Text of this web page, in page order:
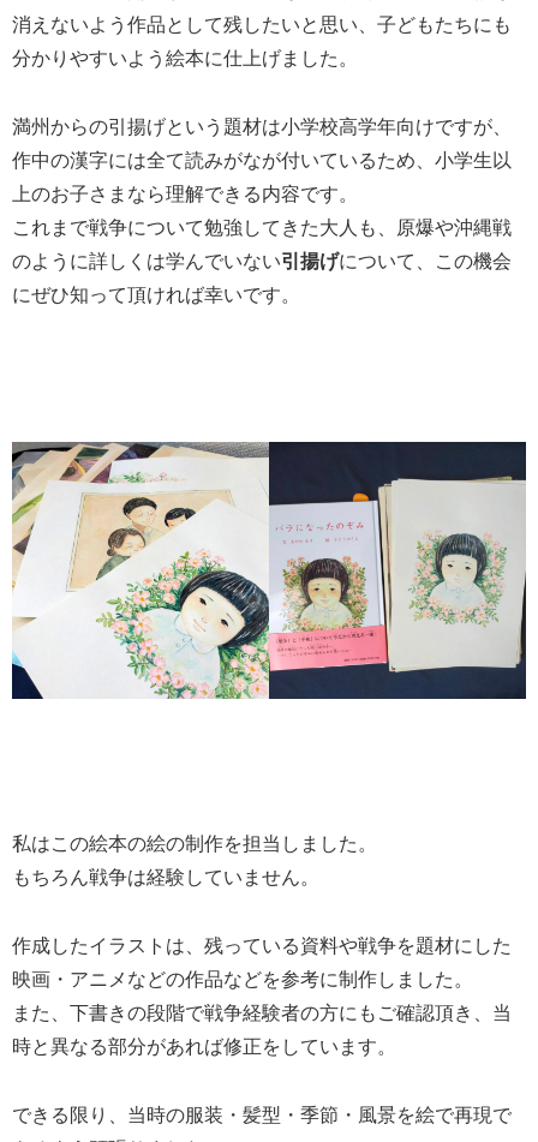
消えないよう作品として残したいと思い、子どもたちにも
分かりやすいよう絵本に仕上げました。
満州からの引揚げという題材は小学校高学年向けですが、
作中の漢字には全て読みがなが付いているため、小学生以
上のお子さまなら理解できる内容です。
これまで戦争について勉強してきた大人も、原爆や沖縄戦
のように詳しくは学んでいない引揚げについて、この機会
にぜひ知って頂ければ幸いです。
私はこの絵本の絵の制作を担当しました。
もちろん戦争は経験していません。
作成したイラストは、残っている資料や戦争を題材にした
映画・アニメなどの作品などを参考に制作しました。
また、下書きの段階で戦争経験者の方にもご確認頂き、当
時と異なる部分があれば修正をしています。
できる限り、当時の服装・髪型・季節・風景を絵で再現で